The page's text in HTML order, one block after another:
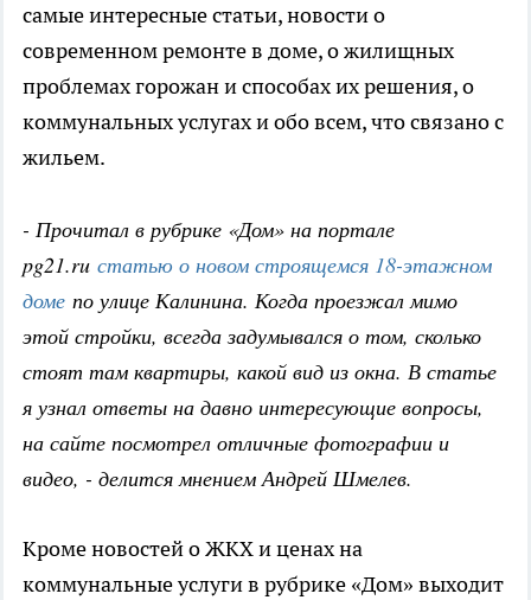
самые интересные статьи, новости о
современном ремонте в доме, о жилищных
проблемах горожан и способах их решения, о
коммунальных услугах и обо всем, что связано с
жильем.
- Прочитал в рубрике «Дом» на портале
pg21.ru статью о новом строящемся 18-этажном
доме по улице Калинина. Когда проезжал мимо
этой стройки, всегда задумывался о том, сколько
стоят там квартиры, какой вид из окна. В статье
я узнал ответы на давно интересующие вопросы,
на сайте посмотрел отличные фотографии и
видео, - делится мнением Андрей Шмелев.
Кроме новостей о ЖКХ и ценах на
коммунальные услуги в рубрике «Дом» выходит